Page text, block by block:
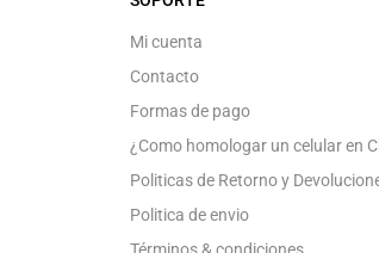
Mi cuenta
Contacto
Formas de pago
¿Como homologar un celular en
Politicas de Retorno y
Politica de envio
Términos & condiciones